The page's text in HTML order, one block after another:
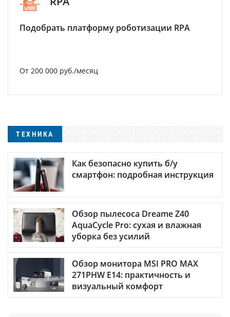
Подобрать платформу роботизации RPA
От 200 000 руб./месяц
ТЕХНИКА
Как безопасно купить б/у
смартфон: подробная инструкция
Обзор пылесоса Dreame Z40
AquaCycle Pro: сухая и влажная
уборка без усилий
Обзор монитора MSI PRO MAX
271PHW E14: практичность и
визуальный комфорт